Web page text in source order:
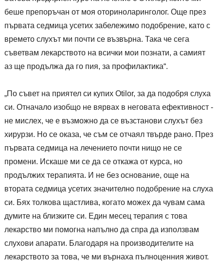
беше препоръчан от моя оториноларинголог. Още през
първата седмица усетих забележимо подобрение, като с
времето слухът ми почти се възвърна. Така че сега
съветвам лекарството на всички мои познати, а самият
аз ще продължа да го пия, за профилактика“.
„По съвет на приятел си купих Otilor, за да подобря слуха
си. Отначало изобщо не вярвах в неговата ефективност -
не мислех, че е възможно да се възстанови слухът без
хирурзи. Но се оказа, че съм се отчаял твърде рано. През
първата седмица на лечението почти нищо не се
промени. Искаше ми се да се откажа от курса, но
продължих терапията. И не без основание, още на
втората седмица усетих значително подобрение на слуха
си. Бях толкова щастлива, когато можех да чувам сама
думите на близките си. Един месец терапия с това
лекарство ми помогна напълно да спра да използвам
слухови апарати. Благодаря на производителите на
лекарството за това, че ми върнаха пълноценния живот.